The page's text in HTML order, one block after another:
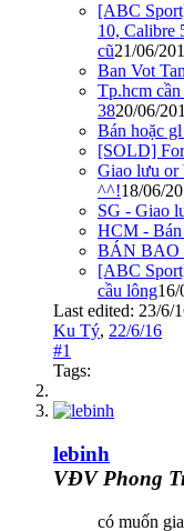
[ABC
10, Calibre
cũ21/06/
Ban Vot
Tp.hcm
3820/06/
Bán hoặc
[SOLD]
Giao lưu or
^^!18/06/
SG - Giao
HCM -
BÁN BAO
[ABC
cầu lông16/
Last edited: 23/6/
Ku Tý, 22/6/16
#1
Tags:
lebinh
VĐV Phong
có muốn